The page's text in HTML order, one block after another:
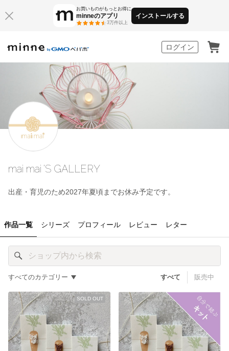
お買いものがもっとお得に
minneのアプリ
3万件以上
インストールする
ログイン
mai mai 'S GALLERY
出産・育児のため2027年夏頃までお休み予定です。
作品一覧 シリーズ プロフィール レビュー レター
すべてのカテゴリー すべて 販売中
SOLD OUT